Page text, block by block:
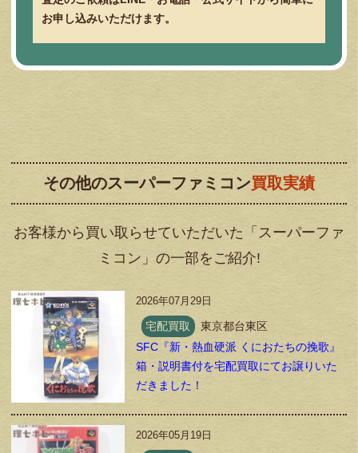
お申し込みいただけます。
その他のスーパーファミコン買取実績
お客様から買い取らせていただいた「スーパーファ
ミコン」の一部をご紹介!
2026年07月29日
宅配買取
東京都台東区
SFC『新・熱血硬派 くにおたちの挽歌』
箱・説明書付を宅配買取にてお譲りいた
だきました！
2026年05月19日